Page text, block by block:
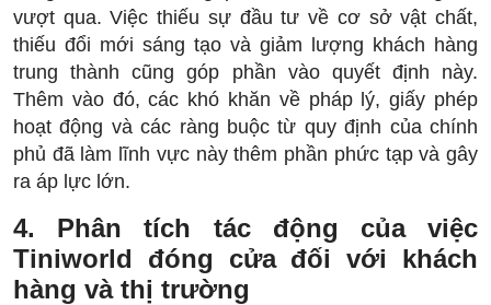
vượt qua. Việc thiếu sự đầu tư về cơ sở vật chất,
thiếu đổi mới sáng tạo và giảm lượng khách hàng
trung thành cũng góp phần vào quyết định này.
Thêm vào đó, các khó khăn về pháp lý, giấy phép
hoạt động và các ràng buộc từ quy định của chính
phủ đã làm lĩnh vực này thêm phần phức tạp và gây
ra áp lực lớn.
4. Phân tích tác động của việc
Tiniworld đóng cửa đối với khách
hàng và thị trường